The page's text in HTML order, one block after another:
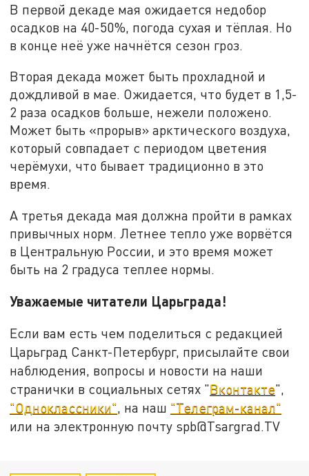
В первой декаде мая ожидается недобор
осадков на 40-50%, погода сухая и тёплая. Но
в конце неё уже начнётся сезон гроз.
Вторая декада может быть прохладной и
дождливой в мае. Ожидается, что будет в 1,5-
2 раза осадков больше, нежели положено.
Может быть «прорыв» арктического воздуха,
который совпадает с периодом цветения
черёмухи, что бывает традиционно в это
время.
А третья декада мая должна пройти в рамках
привычных норм. Летнее тепло уже ворвётся
в Центральную России, и это время может
быть на 2 градуса теплее нормы.
Уважаемые читатели Царьграда!
Если вам есть чем поделиться с редакцией
Царьград Санкт-Петербург, присылайте свои
наблюдения, вопросы и новости на наши
странички в социальных сетях "Вконтакте",
"Одноклассники", на наш "Телеграм-канал"
или на электронную почту spb@Tsargrad.TV